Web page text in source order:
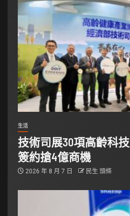
生活
技術司展30項高齡科
簽約搶4億商機
2026 年 8 月 7 日 民生 頭條